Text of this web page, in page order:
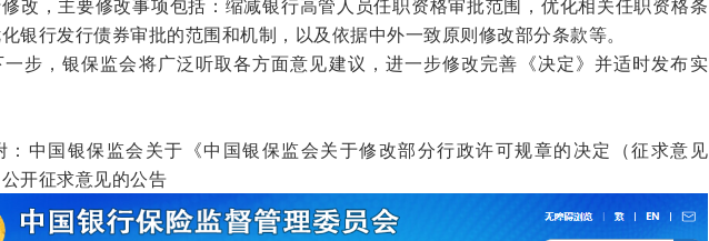
银行发行债券审批的范围和机制，以及依据中外一致原则修改部分条款等。
，银保监会将广泛听取各方面意见建议，进一步修改完善《决定》并适时发布实
：中国银保监会关于《中国银保监会关于修改部分行政许可规章的决定（征求意见
开征求意见的公告